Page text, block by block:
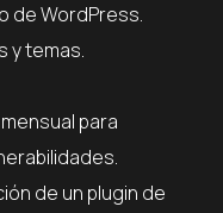
de WordPress.
y temas.